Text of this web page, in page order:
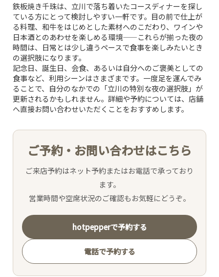
SNS
INTERIOR
NEWS
MOVIE
ACCESS /
RESERVATION
JP EN
鉄板焼き千珠は、立川で落ち着いたコースディナーを探し
ている方にとって検討しやすい一軒です。目の前で仕上が
る料理、和牛をはじめとした素材へのこだわり、ワインや
日本酒とのあわせを楽しめる環境——これらが揃った夜の
時間は、日常とは少し違うペースで食事を楽しみたいとき
の選択肢になります。
記念日、誕生日、会食、あるいは自分へのご褒美としての
食事など、利用シーンはさまざまです。一度足を運んでみ
ることで、自分のなかでの「立川の特別な夜の選択肢」が
更新されるかもしれません。詳細や予約については、店舗
へ直接お問い合わせいただくことをおすすめします。
ご予約・お問い合わせはこちら
ご来店予約はネット予約またはお電話で承っており
ます。
営業時間や空席状況のご確認もお気軽にどうぞ。
hotpepperで予約する
電話で予約する